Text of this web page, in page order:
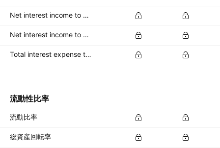
Net interest income to average total deposits %
Net interest income to earning assets %
Total interest expense to interest bearing liabs %
流動性比率
流動比率
総資産回転率